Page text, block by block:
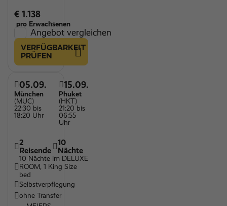
€ 1.138
pro Erwachsenen
Angebot vergleichen
VERFÜGBARKEIT
PRÜFEN
05.09.
München
(MUC)
22:30 bis
18:20 Uhr
15.09.
Phuket
(HKT)
21:20 bis
06:55
Uhr
2
Reisende
10
Nächte
10 Nächte im DELUXE
ROOM, 1 King Size
bed
Selbstverpflegung
ohne Transfer